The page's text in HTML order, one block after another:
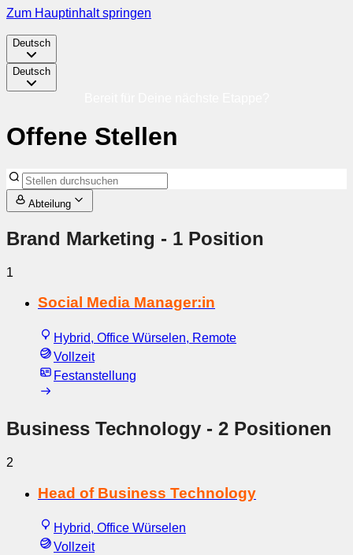
Zum Hauptinhalt springen
Deutsch
Deutsch
Offene Stellen
Abteilung
Brand Marketing - 1 Position
1
Social Media Manager:in
Hybrid, Office Würselen, Remote
Vollzeit
Festanstellung
Business Technology - 2 Positionen
2
Head of Business Technology
Hybrid, Office Würselen
Vollzeit